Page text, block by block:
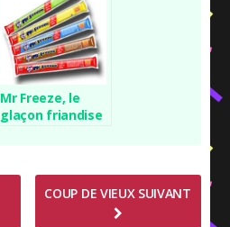
Mr Freeze, le
glaçon friandise
COUP DE VIEUX SUIVANT